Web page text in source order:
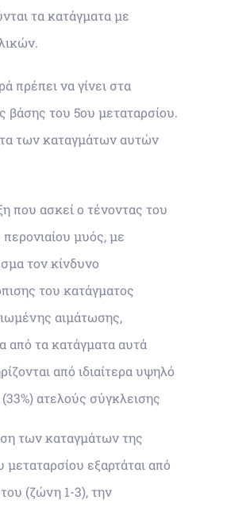
τα κατάγματα με
πρέπει να γίνει στα
βάσης του 5ου μεταταρσίου.
των καταγμάτων αυτών
που ασκεί ο τένοντας του
μυός, με
τον κίνδυνο
του κατάγματος
αιμάτωσης,
από τα κατάγματα αυτά
από ιδιαίτερα υψηλό
ατελούς σύγκλεισης
των καταγμάτων της
μεταταρσίου εξαρτάται από
(ζώνη 1-3), την